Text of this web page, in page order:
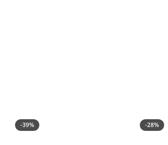
-39% -28%